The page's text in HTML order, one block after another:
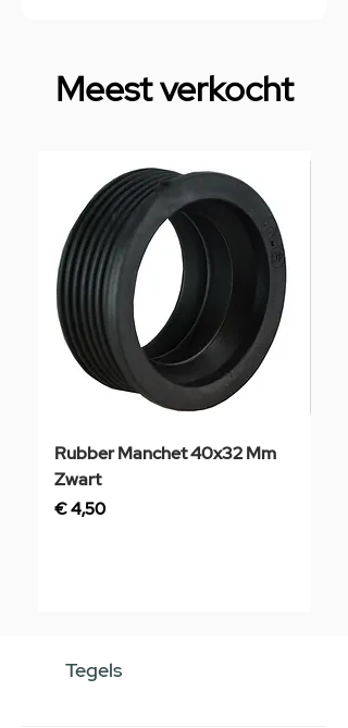
Meest verkocht
Rubber Manchet 40x32 Mm
Zwart
Prijs
€ 4,50
Tegels